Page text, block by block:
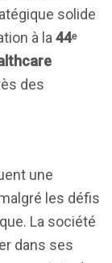
solide
à la 44ᵉ
des
une
les défis
La société
dans ses